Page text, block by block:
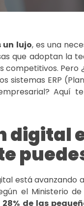
un lujo, es una
que adoptan la
Pero
sistemas ERP
Aquí
está avanzando
el Ministerio
28% de las